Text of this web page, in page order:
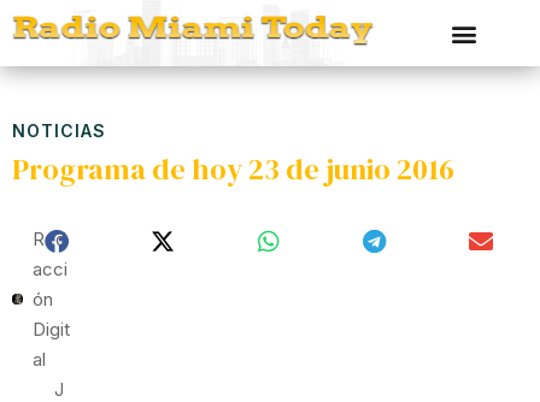
NOTICIAS
Programa de hoy 23 de junio 2016
Red
Acci
Ón
Digit
Al
J